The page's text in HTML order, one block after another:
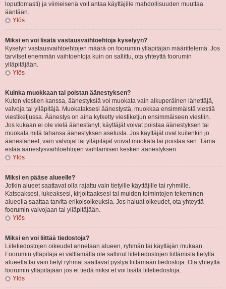
loputtomasti) ja viimeisenä voit antaa käyttäjille mahdollisuuden muuttaa
ääntään.
Ylös
Miksi en voi lisätä vastausvaihtoehtoja kyselyyn?
Kyselyn vastausvaihtoehtojen määrä on foorumin ylläpitäjän määrittelemä. Jos
tarvitset enemmän vaihtoehtoja kuin on sallittu, ota yhteyttä foorumin
ylläpitäjään.
Ylös
Kuinka muokkaan tai poistan äänestyksen?
Kuten viestien kanssa, äänestyksiä voi muokata vain alkuperäinen lähettäjä,
valvoja tai ylläpitäjä. Muokataksesi äänestystä, muokkaa ensimmäistä viestiä
viestiketjussa. Äänestys on aina kytketty viestiketjun ensimmäiseen viestiin.
Jos kukaan ei ole vielä äänestänyt, käyttäjät voivat poistaa äänestyksen tai
muokata mitä tahansa äänestyksen asetusta. Jos käyttäjät ovat kuitenkin jo
äänestäneet, vain valvojat tai ylläpitäjät voivat muokata tai poistaa sen. Tämä
estää äänestysvaihtoehtojen vaihtamisen kesken äänestyksen.
Ylös
Miksi en pääse alueelle?
Jotkin alueet saattavat olla rajattu vain tietyille käyttäjille tai ryhmille.
Katsoaksesi, lukeaksesi, kirjoittaaksesi tai muiden toimintojen tekeminen
alueella saattaa tarvita erikoisoikeuksia. Jos haluat oikeudet, ota yhteyttä
foorumin valvojaan tai ylläpitäjään.
Ylös
Miksi en voi liittää tiedostoja?
Liitetiedostojen oikeudet annetaan alueen, ryhmän tai käyttäjän mukaan.
Foorumin ylläpitäjä ei välttämättä ole sallinut liitetiedostojen liittämistä tietyllä
alueella tai vain tietyt ryhmät saattavat pystyä liittämään tiedostoja. Ota yhteyttä
foorumin ylläpitäjään jos et tiedä miksi et voi lisätä liitetiedostoja.
Ylös